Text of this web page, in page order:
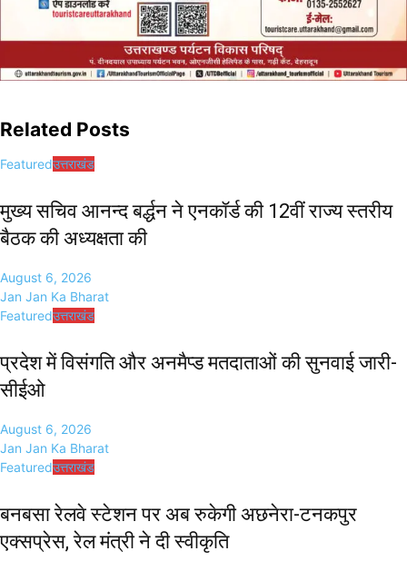
Related Posts
Featuredउत्तराखंड
मुख्य सचिव आनन्द बर्द्धन ने एनकॉर्ड की 12वीं राज्य स्तरीय
बैठक की अध्यक्षता की
August 6, 2026
Jan Jan Ka Bharat
Featuredउत्तराखंड
प्रदेश में विसंगति और अनमैप्ड मतदाताओं की सुनवाई जारी-
सीईओ
August 6, 2026
Jan Jan Ka Bharat
Featuredउत्तराखंड
बनबसा रेलवे स्टेशन पर अब रुकेगी अछनेरा-टनकपुर
एक्सप्रेस, रेल मंत्री ने दी स्वीकृति